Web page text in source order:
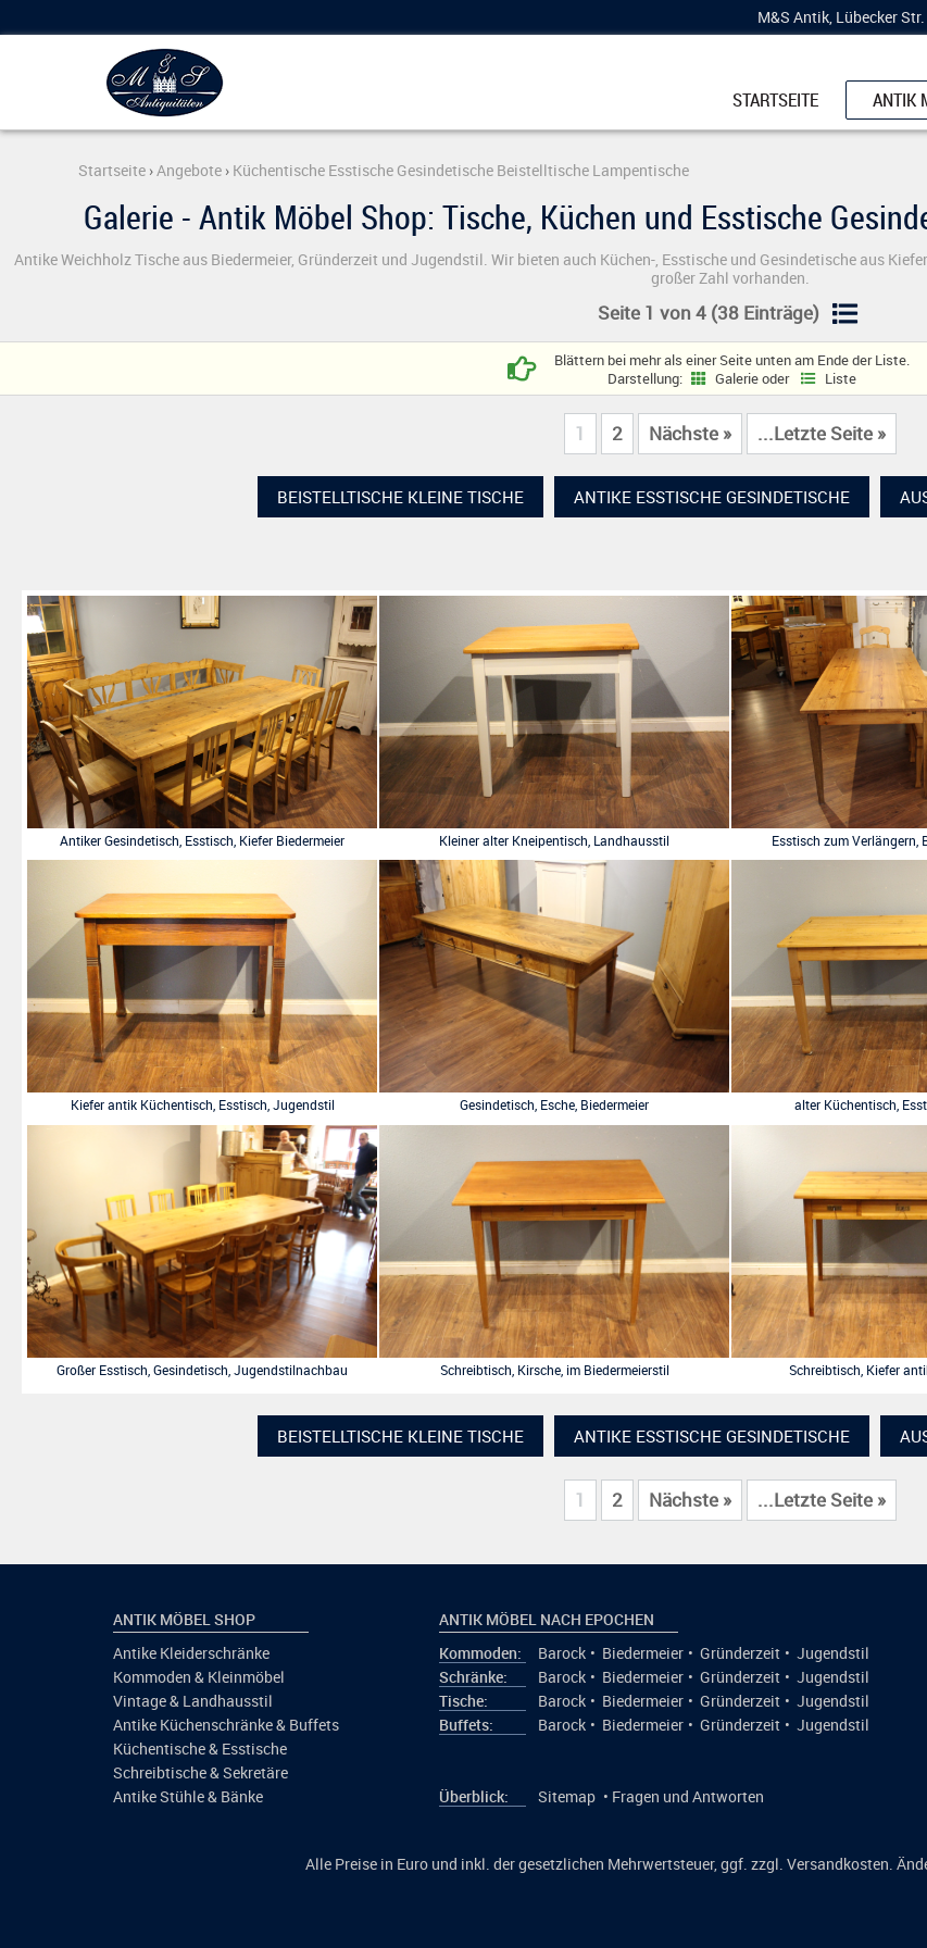
M&S Antik, Lübecker
STARTSEITE ANTIK
Startseite ›Angebote › Küchentische Esstische Gesindetische Beistelltische Lampentische
Galerie - Antik Möbel Shop: Tische, Küchen und Esstische
Antike Weichholz Tische aus Biedermeier, Gründerzeit und Jugendstil. Wir bieten auch Küchen-, Esstische und Gesindetische aus
großer Zahl vorhanden.
Seite 1 von 4 (38 Einträge)
Blättern bei mehr als einer Seite unten am Ende der Liste.
Darstellung:
Galerie oder Liste
1 2 Nächste » ...Letzte Seite »
BEISTELLTISCHE KLEINE TISCHE ANTIKE ESSTISCHE GESINDETISCHE
Antiker Gesindetisch, Esstisch, Kiefer Biedermeier Kleiner alter Kneipentisch, Landhausstil Esstisch zum Verlängern,
Kiefer antik Küchentisch, Esstisch, Jugendstil Gesindetisch, Esche, Biedermeier alter Küchentisch,
Großer Esstisch, Gesindetisch, Jugendstilnachbau Schreibtisch, Kirsche, im Biedermeierstil Schreibtisch, Kiefer
BEISTELLTISCHE KLEINE TISCHE ANTIKE ESSTISCHE GESINDETISCHE
1 2 Nächste » ...Letzte Seite »
ANTIK MÖBEL SHOP
Antike Kleiderschränke
Kommoden & Kleinmöbel
Vintage & Landhausstil
Antike Küchenschränke & Buffets
Küchentische & Esstische
Schreibtische & Sekretäre
Antike Stühle & Bänke
ANTIK MÖBEL NACH EPOCHEN
Kommoden:
Barock • Biedermeier • Gründerzeit • Jugendstil
Schränke:
Barock • Biedermeier • Gründerzeit • Jugendstil
Tische:
Barock • Biedermeier • Gründerzeit • Jugendstil
Buffets:
Barock • Biedermeier • Gründerzeit • Jugendstil
Überblick: Sitemap • Fragen und Antworten
Alle Preise in Euro und inkl. der gesetzlichen Mehrwertsteuer, ggf. zzgl. Versandkosten.